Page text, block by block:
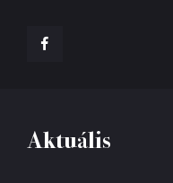
Aktuális